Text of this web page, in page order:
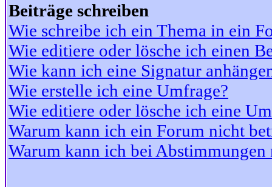
Beiträge schreiben
Wie schreibe ich ein Thema in ein
Wie editiere oder lösche ich einen
Wie kann ich eine Signatur
Wie erstelle ich eine Umfrage?
Wie editiere oder lösche ich eine
Warum kann ich ein Forum nicht
Warum kann ich bei